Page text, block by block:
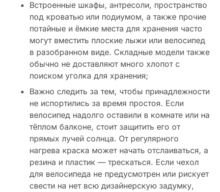
Встроенные шкафы, антресоли, пространство
под кроватью или подиумом, а также прочие
потайные и ёмкие места для хранения часто
могут вместить плоские лыжи или велосипед
в разобранном виде. Складные модели также
обычно не доставляют много хлопот с
поиском уголка для хранения;
Важно следить за тем, чтобы принадлежности
не испортились за время простоя. Если
велосипед надолго оставили в комнате или на
тёплом балконе, стоит защитить его от
прямых лучей солнца. От регулярного
нагрева краска может начать отслаиваться, а
резина и пластик — трескаться. Если чехол
для велосипеда не предусмотрен или рискует
свести на нет всю дизайнерскую задумку,